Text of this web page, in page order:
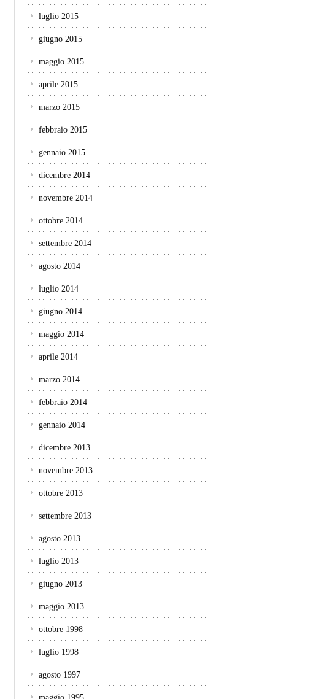
luglio 2015
giugno 2015
maggio 2015
aprile 2015
marzo 2015
febbraio 2015
gennaio 2015
dicembre 2014
novembre 2014
ottobre 2014
settembre 2014
agosto 2014
luglio 2014
giugno 2014
maggio 2014
aprile 2014
marzo 2014
febbraio 2014
gennaio 2014
dicembre 2013
novembre 2013
ottobre 2013
settembre 2013
agosto 2013
luglio 2013
giugno 2013
maggio 2013
ottobre 1998
luglio 1998
agosto 1997